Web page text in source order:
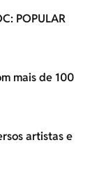
POPULAR
mais de 100
artistas e